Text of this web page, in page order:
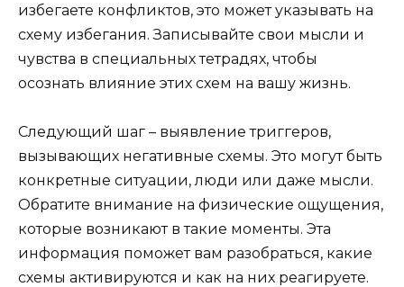
избегаете конфликтов, это может указывать на
схему избегания. Записывайте свои мысли и
чувства в специальных тетрадях, чтобы
осознать влияние этих схем на вашу жизнь.
Следующий шаг – выявление триггеров,
вызывающих негативные схемы. Это могут быть
конкретные ситуации, люди или даже мысли.
Обратите внимание на физические ощущения,
которые возникают в такие моменты. Эта
информация поможет вам разобраться, какие
схемы активируются и как на них реагируете.